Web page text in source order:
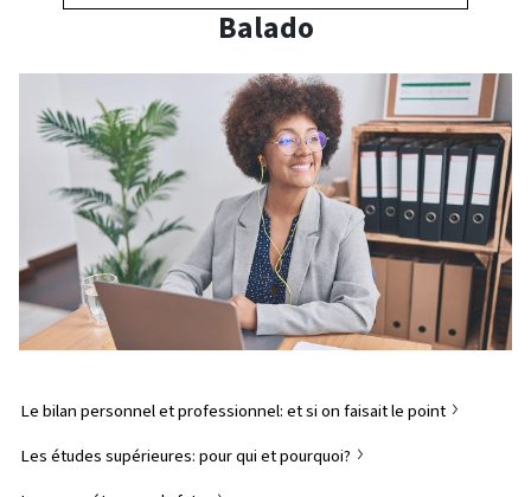
Balado
Le bilan personnel et professionnel: et si on faisait le point
Les études supérieures: pour qui et pourquoi?